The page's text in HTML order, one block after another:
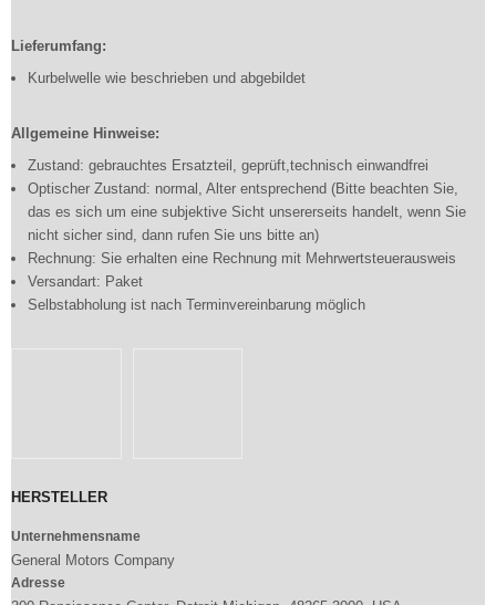
Lieferumfang:
Kurbelwelle wie beschrieben und abgebildet
Allgemeine Hinweise:
Zustand: gebrauchtes Ersatzteil, geprüft,technisch einwandfrei
Optischer Zustand: normal, Alter entsprechend (Bitte beachten Sie,
das es sich um eine subjektive Sicht unsererseits handelt, wenn Sie
nicht sicher sind, dann rufen Sie uns bitte an)
Rechnung: Sie erhalten eine Rechnung mit Mehrwertsteuerausweis
Versandart: Paket
Selbstabholung ist nach Terminvereinbarung möglich
HERSTELLER
Unternehmensname
General Motors Company
Adresse